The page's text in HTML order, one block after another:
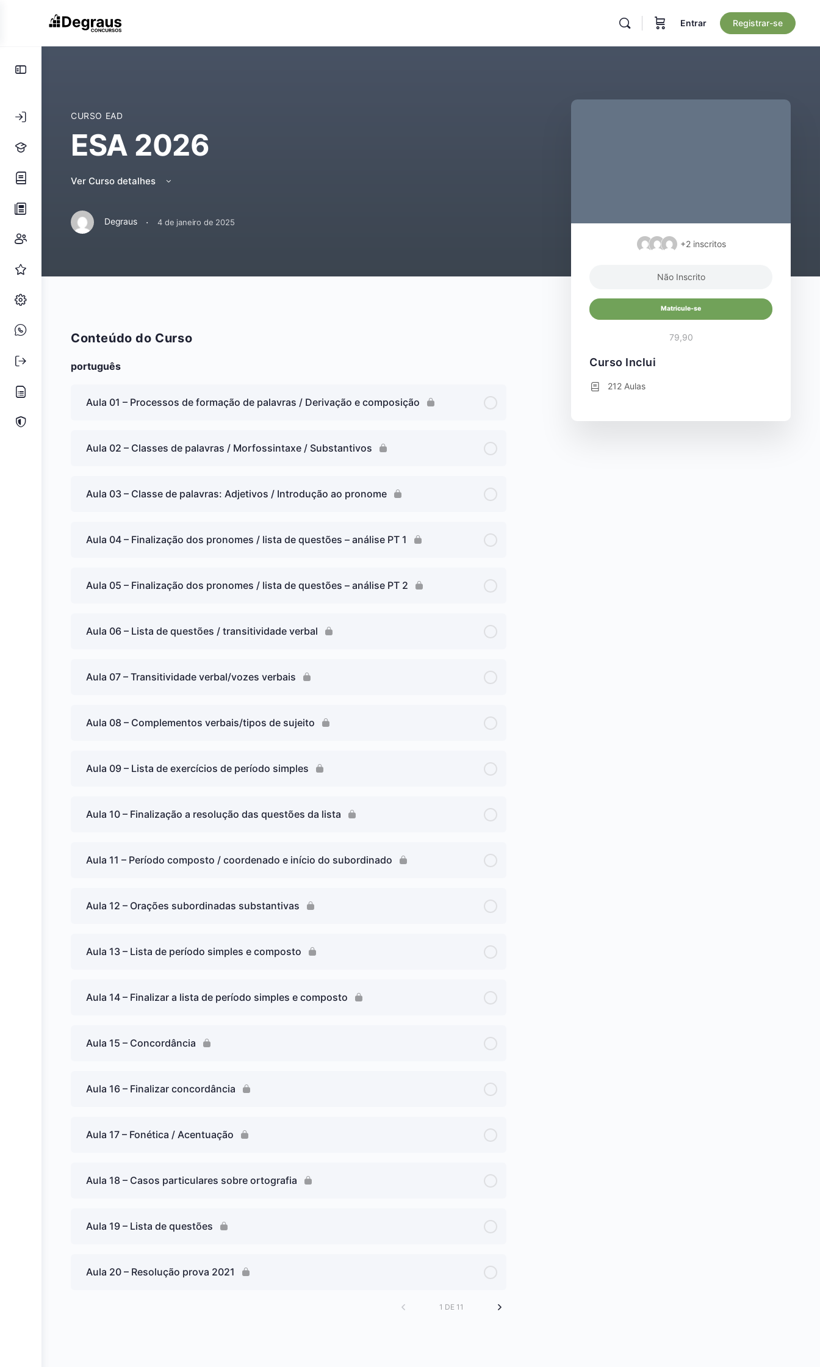
Entrar Registrar-se
CURSO EAD
ESA 2026
Ver Curso detalhes
Degraus · 4 de janeiro de 2025
Conteúdo do Curso
português
Aula 01 – Processos de formação de palavras / Derivação e composição
Aula 02 – Classes de palavras / Morfossintaxe / Substantivos
Aula 03 – Classe de palavras: Adjetivos / Introdução ao pronome
Aula 04 – Finalização dos pronomes / lista de questões – análise PT 1
Aula 05 – Finalização dos pronomes / lista de questões – análise PT 2
Aula 06 – Lista de questões / transitividade verbal
Aula 07 – Transitividade verbal/vozes verbais
Aula 08 – Complementos verbais/tipos de sujeito
Aula 09 – Lista de exercícios de período simples
Aula 10 – Finalização a resolução das questões da lista
Aula 11 – Período composto / coordenado e início do subordinado
Aula 12 – Orações subordinadas substantivas
Aula 13 – Lista de período simples e composto
Aula 14 – Finalizar a lista de período simples e composto
Aula 15 – Concordância
Aula 16 – Finalizar concordância
Aula 17 – Fonética / Acentuação
Aula 18 – Casos particulares sobre ortografia
Aula 19 – Lista de questões
Aula 20 – Resolução prova 2021
1 DE 11
+2 inscritos
Não Inscrito
Matricule-se
79,90
Curso Inclui
212 Aulas